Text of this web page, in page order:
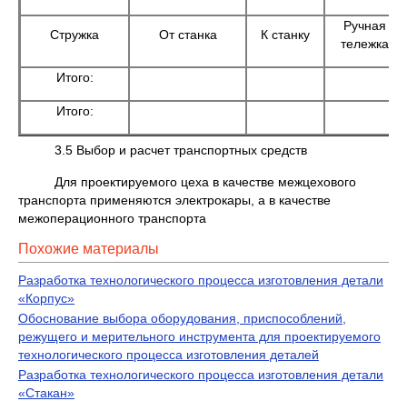
Стружка От станка К станку
Ручная
тележка
Итого:
Итого:
3.5 Выбор и расчет транспортных средств
Для проектируемого цеха в качестве межцехового
транспорта применяются электрокары, а в качестве
межоперационного транспорта
Похожие материалы
Разработка технологического процесса изготовления детали
«Корпус»
Обоснование выбора оборудования, приспособлений,
режущего и мерительного инструмента для проектируемого
технологического процесса изготовления деталей
Разработка технологического процесса изготовления детали
«Стакан»